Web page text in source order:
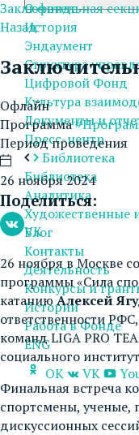
О фонде
История
Эндаумент
Структура
Цифровой Фонд
Культура
Документы и
Пресс-центр
Библиотека
Библиотека
Аналитика
Художественные
Блог
Контакты
Деятельность
Конкурсы и
Истории
Работа в Фонде
ENG
OK
VK
Заключительная
Назад
Офлайн
Программа
Период проведения
26 ноября 2024
Поделиться:
VK
26 ноября в Москве
программы «Сила
катаниюАлексей
ответственности
команд LIGA PRO
социального
Финальная встреча
спортсмены, ученые,
дискуссионных